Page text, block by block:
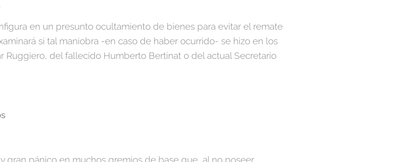
en un presunto ocultamiento de bienes para evitar el remate
si tal maniobra -en caso de haber ocurrido- se hizo en los
Ruggiero, del fallecido Humberto Bertinat o del actual Secretario
gran pánico en muchos gremios de base que, al no poseer